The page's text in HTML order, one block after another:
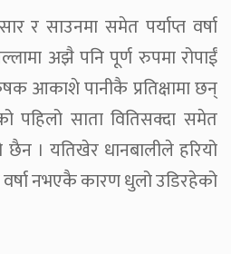
र साउनमा समेत पर्याप्त वर्षा
अझै पनि पूर्ण रुपमा रोपाईं
आकाशे पानीकै प्रतिक्षामा छन्
पहिलो साता वितिसक्दा समेत
छैन । यतिखेर धानबालीले हरियो
नभएकै कारण धुलो उडिरहेको